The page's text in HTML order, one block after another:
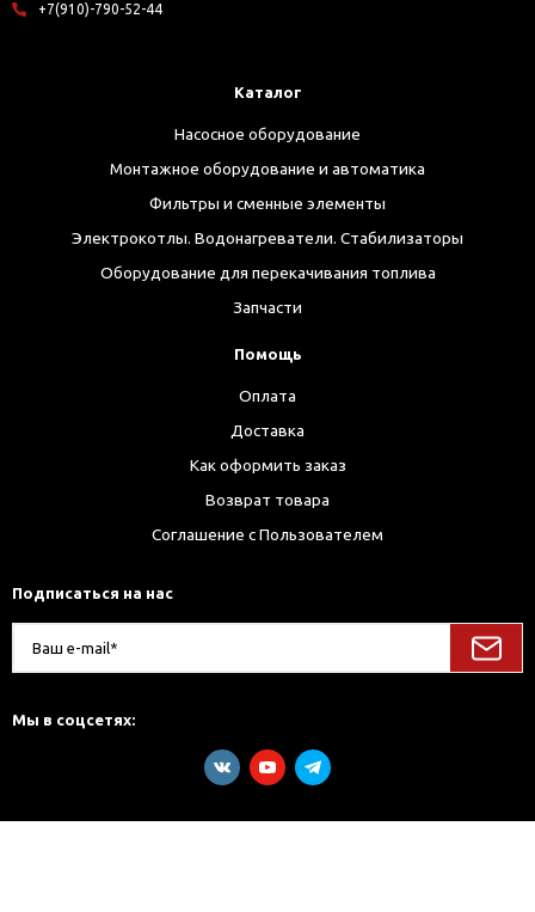
+7(910)-790-52-44
Каталог
Насосное оборудование
Монтажное оборудование и автоматика
Фильтры и сменные элементы
Электрокотлы. Водонагреватели. Стабилизаторы
Оборудование для перекачивания топлива
Запчасти
Помощь
Оплата
Доставка
Как оформить заказ
Возврат товара
Соглашение с Пользователем
Подписаться на нас
Мы в соцсетях: